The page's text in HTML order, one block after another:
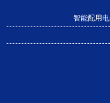
智能配用